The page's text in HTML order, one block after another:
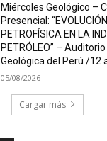
Miércoles Geológico –
Presencial:
PETROFÍSICA EN LA
PETRÓLEO” –
Geológica del Perú /12
05/08/2026
Cargar más